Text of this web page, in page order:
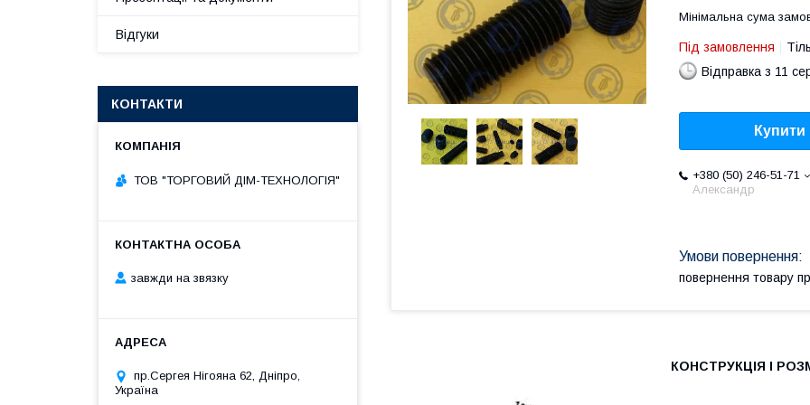
Мінімальна сума
Під замовлення
Відправка з 11
Купити
+380 (50) 246-51-71
Александр
повернення товару
КОНСТРУКЦІЯ І
Відгуки
КОНТАКТИ
ТОВ "ТОРГОВИЙ ДІМ-ТЕХНОЛОГІЯ"
завжди на звязку
пр.Сергея Нігояна 62, Дніпро,
Україна